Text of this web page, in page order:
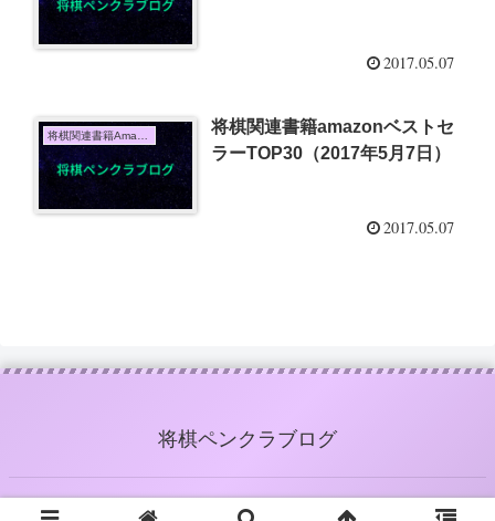
2017.05.07
将棋関連書籍Amazon売上TOP10
将棋関連書籍amazonベストセ
ラーTOP30（2017年5月7日）
2017.05.07
将棋ペンクラブログ